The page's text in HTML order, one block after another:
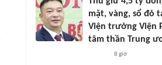
mặt, vàng, sổ đỏ
Viện trưởng Viện
tâm thần Trung
8 giờ